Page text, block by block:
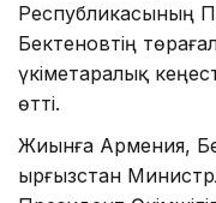
Республикасының
Бектеновтің
үкіметаралық
өтті.
Жиынға Армения,
Қырғызстан